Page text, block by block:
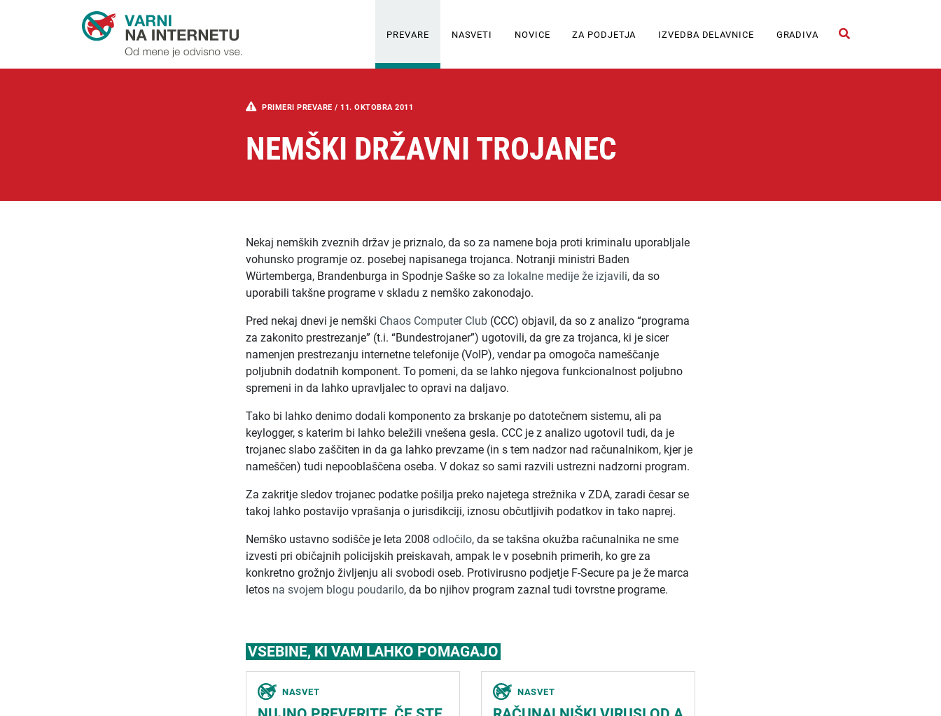
PREVARE NASVETI NOVICE ZA PODJETJA IZVEDBA DELAVNICE GRADIVA
PRIMERI PREVARE / 11. OKTOBRA 2011
NEMŠKI DRŽAVNI TROJANEC
Nekaj nemških zveznih držav je priznalo, da so za namene boja proti kriminalu uporabljale
vohunsko programje oz. posebej napisanega trojanca. Notranji ministri Baden
Würtemberga, Brandenburga in Spodnje Saške so za lokalne medije že izjavili, da so
uporabili takšne programe v skladu z nemško zakonodajo.
Pred nekaj dnevi je nemški Chaos Computer Club (CCC) objavil, da so z analizo “programa
za zakonito prestrezanje” (t.i. “Bundestrojaner”) ugotovili, da gre za trojanca, ki je sicer
namenjen prestrezanju internetne telefonije (VoIP), vendar pa omogoča nameščanje
poljubnih dodatnih komponent. To pomeni, da se lahko njegova funkcionalnost poljubno
spremeni in da lahko upravljalec to opravi na daljavo.
Tako bi lahko denimo dodali komponento za brskanje po datotečnem sistemu, ali pa
keylogger, s katerim bi lahko beležili vnešena gesla. CCC je z analizo ugotovil tudi, da je
trojanec slabo zaščiten in da ga lahko prevzame (in s tem nadzor nad računalnikom, kjer je
nameščen) tudi nepooblaščena oseba. V dokaz so sami razvili ustrezni nadzorni program.
Za zakritje sledov trojanec podatke pošilja preko najetega strežnika v ZDA, zaradi česar se
takoj lahko postavijo vprašanja o jurisdikciji, iznosu občutljivih podatkov in tako naprej.
Nemško ustavno sodišče je leta 2008 odločilo, da se takšna okužba računalnika ne sme
izvesti pri običajnih policijskih preiskavah, ampak le v posebnih primerih, ko gre za
konkretno grožnjo življenju ali svobodi oseb. Protivirusno podjetje F-Secure pa je že marca
letos na svojem blogu poudarilo, da bo njihov program zaznal tudi tovrstne programe.
VSEBINE, KI VAM LAHKO POMAGAJO
NASVET NASVET